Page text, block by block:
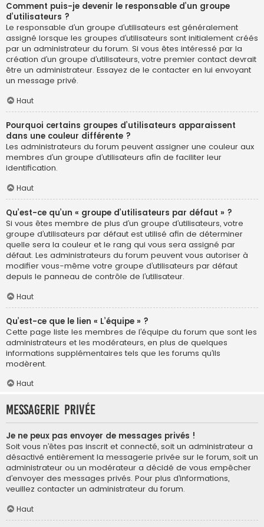
Comment puis-je devenir le responsable d’un groupe
d’utilisateurs ?
Le responsable d’un groupe d’utilisateurs est généralement
assigné lorsque les groupes d’utilisateurs sont initialement créés
par un administrateur du forum. Si vous êtes intéressé par la
création d’un groupe d’utilisateurs, votre premier contact devrait
être un administrateur. Essayez de le contacter en lui envoyant
un message privé.
Haut
Pourquoi certains groupes d’utilisateurs apparaissent
dans une couleur différente ?
Les administrateurs du forum peuvent assigner une couleur aux
membres d’un groupe d’utilisateurs afin de faciliter leur
identification.
Haut
Qu’est-ce qu’un « groupe d’utilisateurs par défaut » ?
Si vous êtes membre de plus d’un groupe d’utilisateurs, votre
groupe d’utilisateurs par défaut est utilisé afin de déterminer
quelle sera la couleur et le rang qui vous sera assigné par
défaut. Les administrateurs du forum peuvent vous autoriser à
modifier vous-même votre groupe d’utilisateurs par défaut
depuis le panneau de contrôle de l’utilisateur.
Haut
Qu’est-ce que le lien « L’équipe » ?
Cette page liste les membres de l’équipe du forum que sont les
administrateurs et les modérateurs, en plus de quelques
informations supplémentaires tels que les forums qu’ils
modèrent.
Haut
Messagerie privée
Je ne peux pas envoyer de messages privés !
Soit vous n’êtes pas inscrit et connecté, soit un administrateur a
désactivé entièrement la messagerie privée sur le forum, soit un
administrateur ou un modérateur a décidé de vous empêcher
d’envoyer des messages privés. Pour plus d’informations,
veuillez contacter un administrateur du forum.
Haut